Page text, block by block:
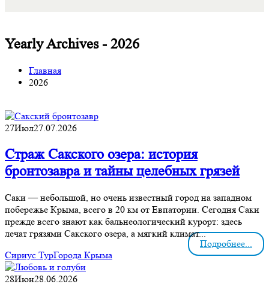
Yearly Archives - 2026
Главная
2026
27Июл27.07.2026
Страж Сакского озера: история
бронтозавра и тайны целебных грязей
Саки — небольшой, но очень известный город на западном
побережье Крыма, всего в 20 км от Евпатории. Сегодня Саки
прежде всего знают как бальнеологический курорт: здесь
лечат грязями Сакского озера, а мягкий климат...
Сириус ТурГорода Крыма
Подробнее...
28Июн28.06.2026